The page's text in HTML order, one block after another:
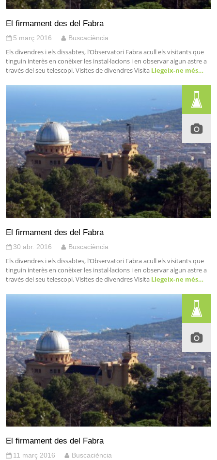
El firmament des del Fabra
5 març 2016 Buscaciència
Els divendres i els dissabtes, l’Observatori Fabra acull els visitants que
tinguin interès en conèixer les instal·lacions i en observar algun astre a
través del seu telescopi. Visites de divendres Visita Llegeix-ne més…
El firmament des del Fabra
30 abr. 2016 Buscaciència
Els divendres i els dissabtes, l’Observatori Fabra acull els visitants que
tinguin interès en conèixer les instal·lacions i en observar algun astre a
través del seu telescopi. Visites de divendres Visita Llegeix-ne més…
El firmament des del Fabra
11 març 2016 Buscaciència